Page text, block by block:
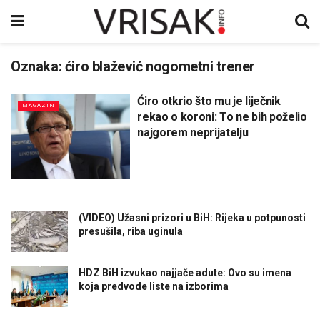
Oznaka: ćiro blažević nogometni trener
MAGAZIN
Ćiro otkrio što mu je liječnik
rekao o koroni: To ne bih poželio
najgorem neprijatelju
(VIDEO) Užasni prizori u BiH: Rijeka u potpunosti
presušila, riba uginula
HDZ BiH izvukao najjače adute: Ovo su imena
koja predvode liste na izborima